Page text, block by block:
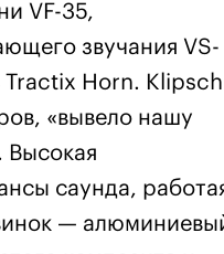
VF-35,
звучания VS-
Tractix Horn. Klipsch
«вывело нашу
Высокая
саунда,
—